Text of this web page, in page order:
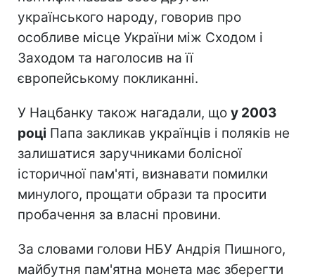
українського народу, говорив про
особливе місце України між Сходом і
Заходом та наголосив на її
європейському покликанні.
У Нацбанку також нагадали, що у 2003
році Папа закликав українців і поляків не
залишатися заручниками болісної
історичної пам'яті, визнавати помилки
минулого, прощати образи та просити
пробачення за власні провини.
За словами голови НБУ Андрія Пишного,
майбутня пам'ятна монета має зберегти